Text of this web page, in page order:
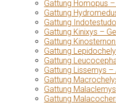
Gattung Homopus
Gattung
Gattung
Gattung Kinixys –
Gattung
Gattung
Gattung
Gattung Lissemys
Gattung
Gattung Malaclemys
Gattung